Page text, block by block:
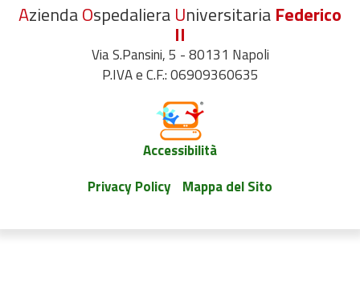
AziendaOspedaliera Universitaria Federico
II
Via S.Pansini, 5 - 80131 Napoli
P.IVA e C.F.: 06909360635
Accessibilità
Privacy Policy Mappa del Sito